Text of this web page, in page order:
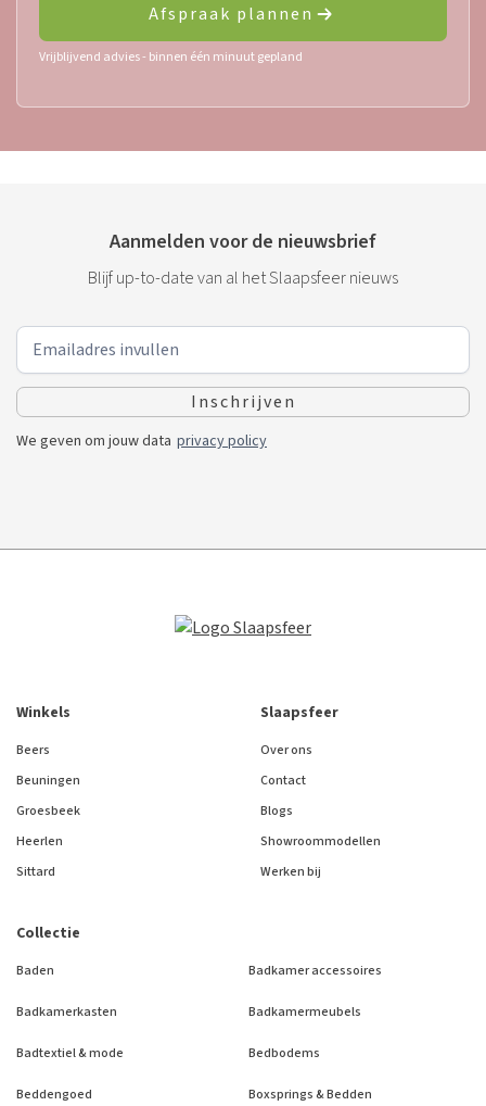
Afspraak plannen
Vrijblijvend advies - binnen één minuut gepland
Aanmelden voor de nieuwsbrief
Blijf up-to-date van al het Slaapsfeer nieuws
We geven om jouw data privacy policy
Collectie
Baden Badkamer accessoires
Badkamerkasten Badkamermeubels
Badtextiel & mode Bedbodems
Beddengoed Boxsprings & Bedden
Winkels
Beers
Beuningen
Groesbeek
Heerlen
Sittard
Slaapsfeer
Over ons
Contact
Blogs
Showroommodellen
Werken bij